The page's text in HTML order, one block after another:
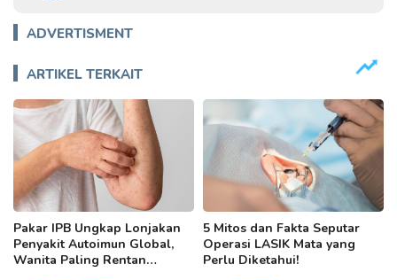
ADVERTISMENT
ARTIKEL TERKAIT
Pakar IPB Ungkap Lonjakan
Penyakit Autoimun Global,
Wanita Paling Rentan
5 Mitos dan Fakta Seputar
Operasi LASIK Mata yang
Perlu Diketahui!